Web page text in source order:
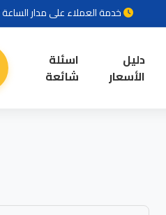
خدمة العملاء على مدار الساعة 24/7
دليل
الأسعار
اسئلة
شائعة